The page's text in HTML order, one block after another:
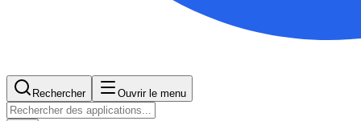
Rechercher Ouvrir le menu